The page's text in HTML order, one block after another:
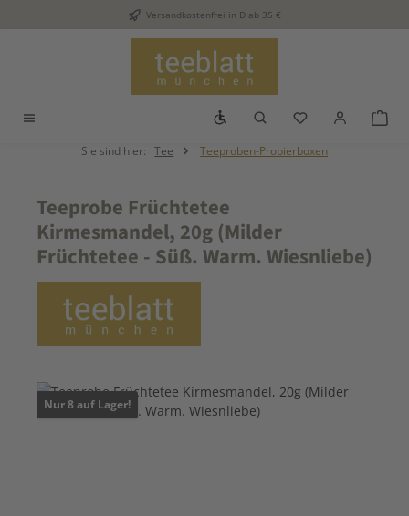
Zum Hauptinhalt springenVersandkostenfrei in D ab 35 €
Werkzeugleiste anzeigen
Du hast 0
Sie sind hier: Tee Teeproben-Probierboxen
Teeprobe Früchtetee
Kirmesmandel, 20g (Milder
Früchtetee - Süß. Warm. Wiesnliebe)
Bildergalerie überspringen
Nur 8 auf Lager!